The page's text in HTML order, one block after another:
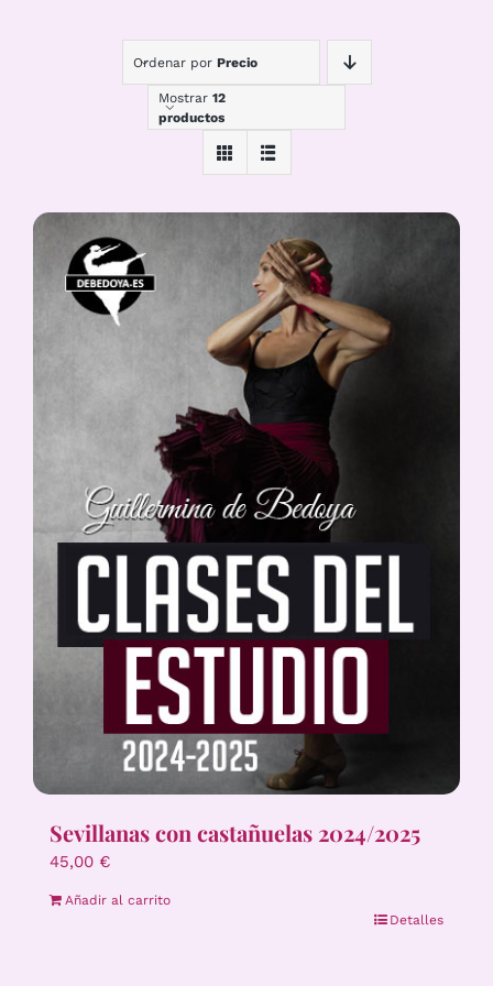
Ordenar por Precio
Mostrar 12
productos
Sevillanas con castañuelas 2024/2025
45,00 €
Añadir al carrito
Detalles